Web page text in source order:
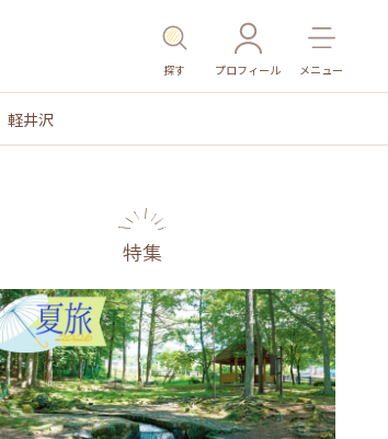
探す プロフィール メニュー
軽井沢
温泉・スパ その他施設 ごはん
特集